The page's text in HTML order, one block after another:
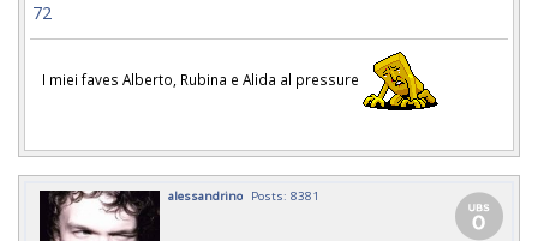
72
I miei faves Alberto, Rubina e Alida al pressure
alessandrino Posts: 8381